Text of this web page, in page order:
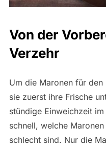
Von der
Verzehr
Um die Maronen für
sie zuerst ihre Frische
stündige Einweichzeit
schnell, welche
schlecht sind. Nur die